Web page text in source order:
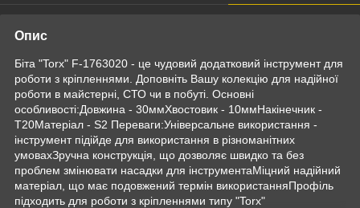
Опис
Біта "Torx" F-1763020 - це чудовий додатковий інструмент для
роботи з кріпленнями. Доповніть Вашу колекцію для надійної
роботи в майстерні, СТО чи в побуті. Основні
особливості:Довжина - 30ммХвостовик - 10ммНакінечник -
Т20Матеріал - S2 Переваги:Універсальне використання -
інструмент підійде для використання в різноманітних
умовахЗручна конструкція, що дозволяє швидко та без
проблем змінювати насадки для інструментаМіцний надійний
матеріал, що має подовжений термін використанняПрофіль
підходить для роботи з кріпленнями типу "Torx"